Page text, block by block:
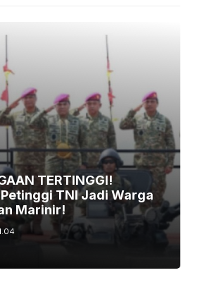
TERTINGGI!
TNI Jadi Warga
Marinir!